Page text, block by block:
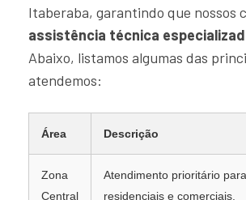
Itaberaba, garantindo que nossos
assistência técnica
Abaixo, listamos algumas das
atendemos:
Área Descrição
Zona
Central
Atendimento prioritário
residenciais e comerciais.